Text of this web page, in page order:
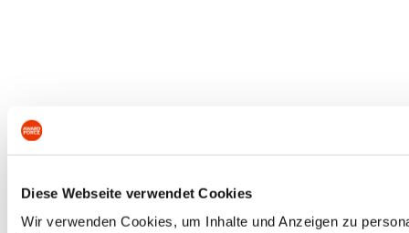
Diese Webseite verwendet Cookies
Wir verwenden Cookies, um Inhalte und Anzeigen zu